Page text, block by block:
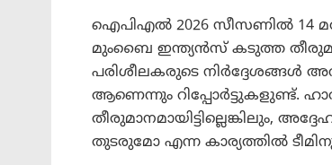
ഐപിഎൽ 2026 സീസണിൽ 14
മുംബൈ ഇന്ത്യൻസ് കടുത്ത
പരിശീലകരുടെ നിർദ്ദേശങ്ങൾ
ആണെന്നും റിപ്പോർട്ടുകളുണ്ട്.
തീരുമാനമായിട്ടില്ലെങ്കിലും,
തുടരുമോ എന്ന കാര്യത്തിൽ